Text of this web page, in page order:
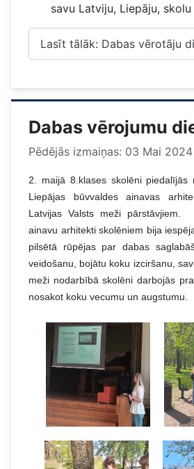
savu Latviju, Liepāju, skolu
Lasīt tālāk: Dabas vērotāju
Dabas vērojumu
Pēdējās izmaiņas: 03 Mai 2024
2. maijā 8.klases skolēni piedalījās
Liepājas būvvaldes ainavas
Latvijas Valsts meži pārstāvjiem.
ainavu arhitekti skolēniem bija
pilsētā rūpējas par dabas
veidošanu, bojātu koku izciršanu,
meži nodarbībā skolēni darbojās
nosakot koku vecumu un augstumu.